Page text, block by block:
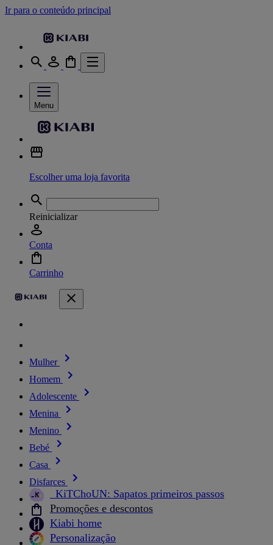
Ir para o conteúdo principal
Menu
Escolher uma loja favorita
Reinicializar
Conta
Carrinho
Mulher
Homem
Adolescente
Menina
Menino
Bebé
Casa
Disfarces
_KiTChoUN: Sapatos primeiros passos
Promoções e descontos
Kiabi home
Personalização